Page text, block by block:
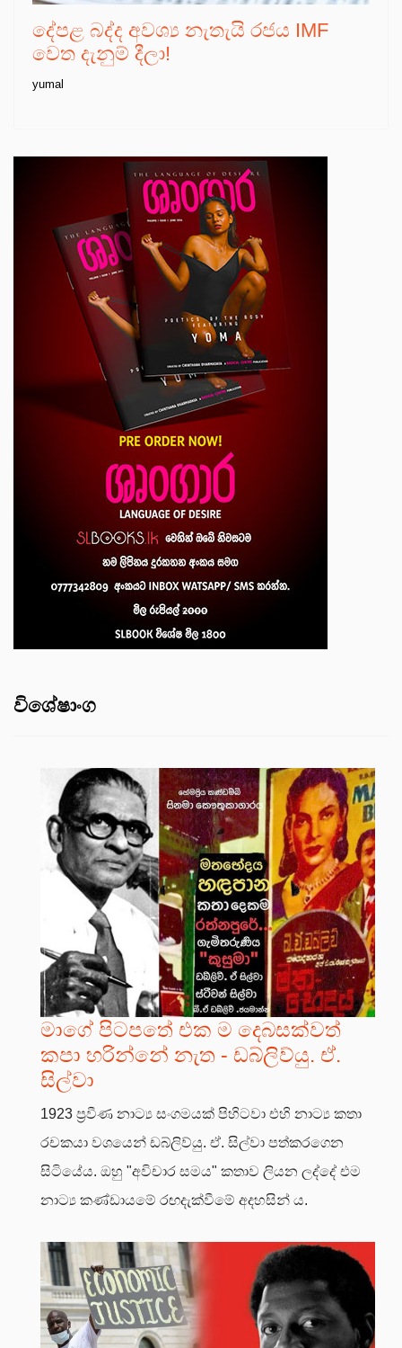
දේපළ බද්ද අවශ්‍ය නැතැයි රජය IMF
වෙත දැනුම් දීලා!
yumal
විශේෂාංග
මාගේ පිටපතේ එක ම දෙබසක්වත්
කපා හරින්නේ නැත - ඩබ්ලිව්යු. ඒ.
සිල්වා
1923 ප්‍රවීණ නාට්‍ය සංගමයක් පිහිටවා එහි නාට්‍ය කතා
රචකයා වශයෙන් ඩබ්ලිව්යු. ඒ. සිල්වා පත්කරගෙන
සිටියේය. ඔහු "අවිචාර සමය" කතාව ලියන ලද්දේ එම
නාට්‍ය කණ්ඩායමේ රඟදැක්වීමේ අදහසින් ය.